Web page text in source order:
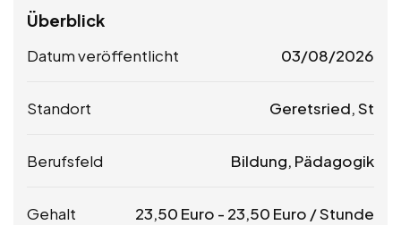
Überblick
Datum veröffentlicht 03/08/2026
Standort Geretsried, St
Berufsfeld Bildung, Pädagogik
Gehalt 23,50 Euro - 23,50 Euro / Stunde